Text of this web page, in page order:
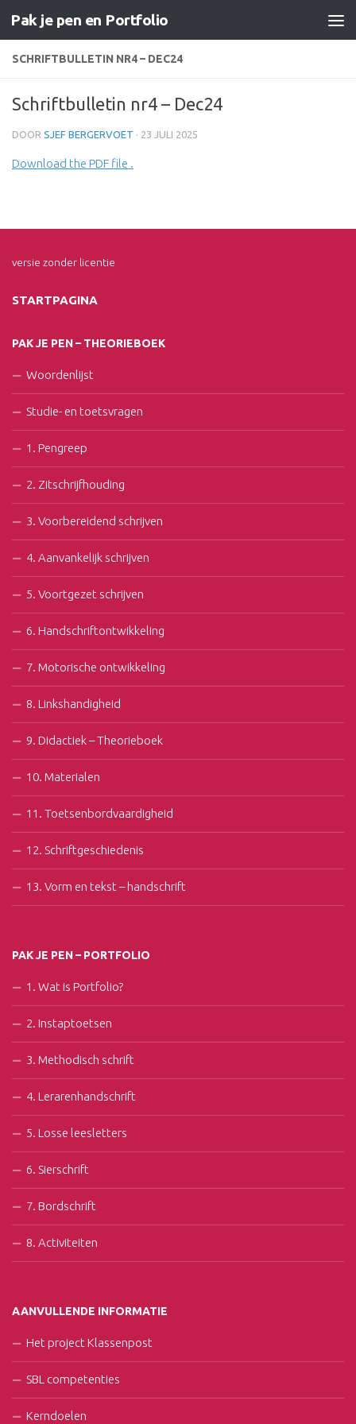
Doorgaan naar inhoud
Pak je pen en Portfolio
SCHRIFTBULLETIN NR4 – DEC24
Schriftbulletin nr4 – Dec24
DOOR SJEF BERGERVOET · 23 JULI 2025
Download the PDF file .
versie zonder licentie
STARTPAGINA
PAK JE PEN – THEORIEBOEK
Woordenlijst
Studie- en toetsvragen
1. Pengreep
2. Zitschrijfhouding
3. Voorbereidend schrijven
4. Aanvankelijk schrijven
5. Voortgezet schrijven
6. Handschriftontwikkeling
7. Motorische ontwikkeling
8. Linkshandigheid
9. Didactiek – Theorieboek
10. Materialen
11. Toetsenbordvaardigheid
12. Schriftgeschiedenis
13. Vorm en tekst – handschrift
PAK JE PEN – PORTFOLIO
1. Wat is Portfolio?
2. Instaptoetsen
3. Methodisch schrift
4. Lerarenhandschrift
5. Losse leesletters
6. Sierschrift
7. Bordschrift
8. Activiteiten
AANVULLENDE INFORMATIE
Het project Klassenpost
SBL competenties
Kerndoelen